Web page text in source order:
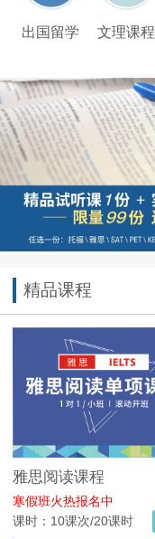
出国留学 文理课程
精品课程
雅思阅读课程
寒假班火热报名中
课时：10课次/20课时